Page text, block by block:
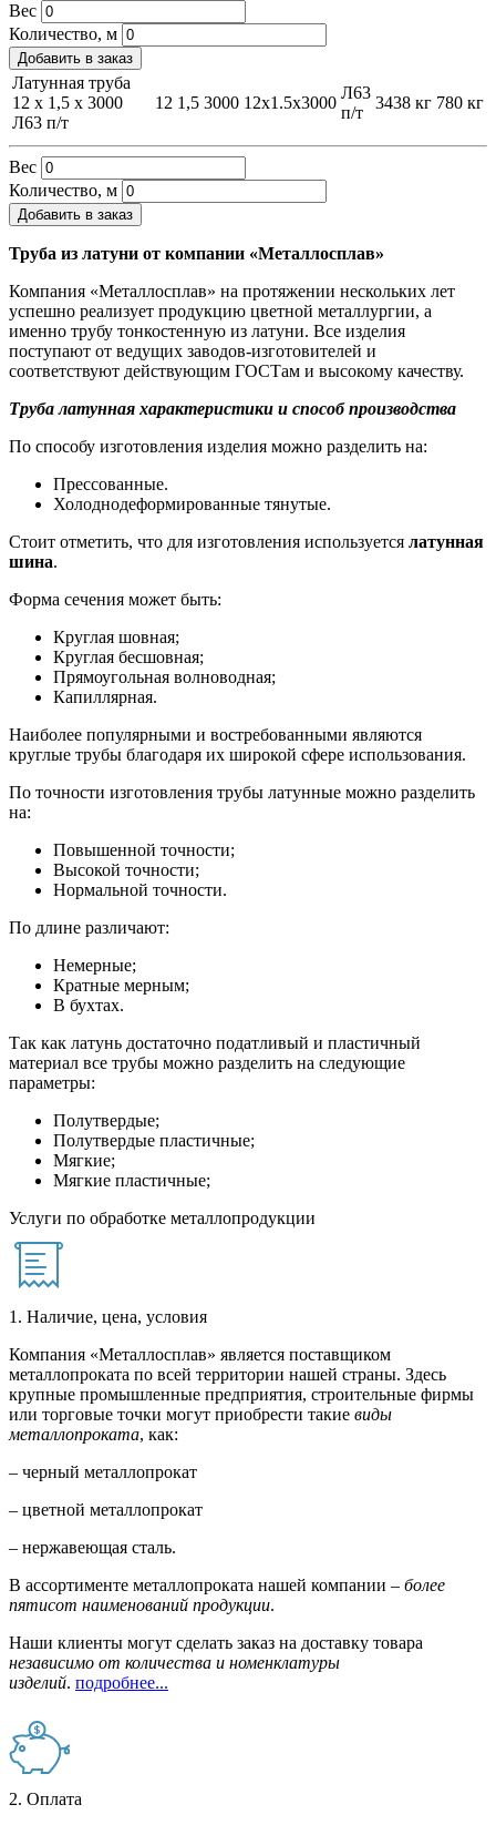
Вес
Количество, м
Добавить в заказ
Латунная труба
12 х 1,5 х 3000
Л63 п/т
12 1,5 3000 12х1.5х3000
Л63
п/т
3438 кг 780 кг
Вес
Количество, м
Добавить в заказ
Труба из латуни от компании «Металлосплав»
Компания «Металлосплав» на протяжении нескольких лет
успешно реализует продукцию цветной металлургии, а
именно трубу тонкостенную из латуни. Все изделия
поступают от ведущих заводов-изготовителей и
соответствуют действующим ГОСТам и высокому качеству.
Труба латунная характеристики и способ производства
По способу изготовления изделия можно разделить на:
Прессованные.
Холоднодеформированные тянутые.
Стоит отметить, что для изготовления используется латунная
шина.
Форма сечения может быть:
Круглая шовная;
Круглая бесшовная;
Прямоугольная волноводная;
Капиллярная.
Наиболее популярными и востребованными являются
круглые трубы благодаря их широкой сфере использования.
По точности изготовления трубы латунные можно разделить
на:
Повышенной точности;
Высокой точности;
Нормальной точности.
По длине различают:
Немерные;
Кратные мерным;
В бухтах.
Так как латунь достаточно податливый и пластичный
материал все трубы можно разделить на следующие
параметры:
Полутвердые;
Полутвердые пластичные;
Мягкие;
Мягкие пластичные;
Услуги по обработке металлопродукции
1. Наличие, цена, условия
Компания «Металлосплав» является поставщиком
металлопроката по всей территории нашей страны. Здесь
крупные промышленные предприятия, строительные фирмы
или торговые точки могут приобрести такие виды
металлопроката, как:
– черный металлопрокат
– цветной металлопрокат
– нержавеющая сталь.
В ассортименте металлопроката нашей компании – более
пятисот наименований продукции.
Наши клиенты могут сделать заказ на доставку товара
независимо от количества и номенклатуры
изделий. подробнее...
2. Оплата